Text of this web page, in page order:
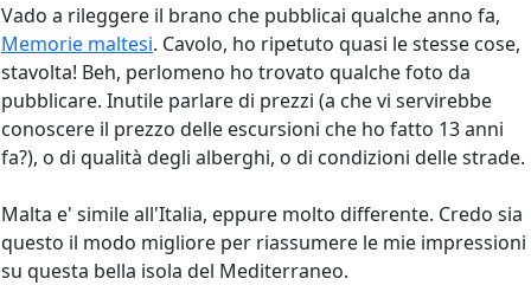
Vado a rileggere il brano che pubblicai qualche anno fa,
Memorie maltesi. Cavolo, ho ripetuto quasi le stesse cose,
stavolta! Beh, perlomeno ho trovato qualche foto da
pubblicare. Inutile parlare di prezzi (a che vi servirebbe
conoscere il prezzo delle escursioni che ho fatto 13 anni
fa?), o di qualità degli alberghi, o di condizioni delle strade.
Malta e' simile all'Italia, eppure molto differente. Credo sia
questo il modo migliore per riassumere le mie impressioni
su questa bella isola del Mediterraneo.